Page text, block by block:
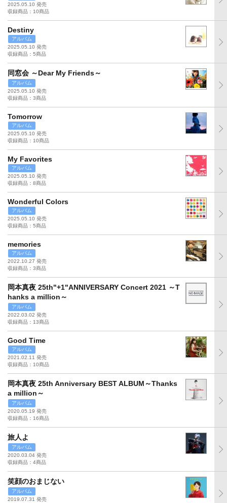
2025.05.10 発売
収録商品：10商品
Destiny
アルバム
2025.05.10 発売
収録商品：5商品
同窓会 ～Dear My Friends～
アルバム
2025.05.10 発売
収録商品：3商品
Tomorrow
アルバム
2025.05.10 発売
収録商品：10商品
My Favorites
アルバム
2025.05.10 発売
収録商品：8商品
Wonderful Colors
アルバム
2025.05.10 発売
収録商品：5商品
memories
アルバム
2022.10.27 発売
収録商品：3商品
岡本真夜 25th"+1"ANNIVERSARY Concert 2021 ～T
hanks a million～
アルバム
2022.03.02 発売
収録商品：13商品
Good Time
アルバム
2021.02.11 発売
収録商品：10商品
岡本真夜 25th Anniversary BEST ALBUM～Thanks
a million～
アルバム
2020.05.19 発売
収録商品：16商品
旅人よ
アルバム
2020.03.04 発売
収録商品：4商品
笑顔のおまじない
アルバム
2019.07.31 発売